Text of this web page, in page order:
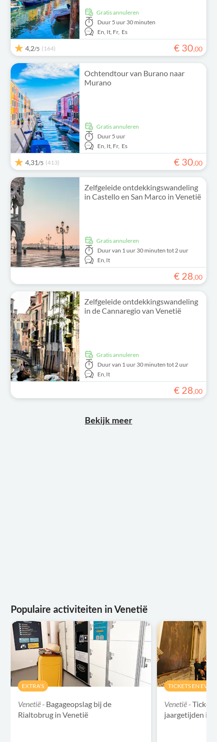
Gratis annuleren
Duur 5 uur 30 minuten
En, It, Fr, Es
4,2/5 (164) € 30,00
Ochtendtour van Burano naar
Murano
Gratis annuleren
Duur 5 uur
En, It, Fr, Es
4,31/5 (413) € 30,00
Zelfgeleide ontdekkingswandeling
in Castello en San Marco in Venetië
Gratis annuleren
Duurvan 1 uur 30 minuten tot 2 uur
En, It
€ 28,00
Zelfgeleide ontdekkingswandeling
in de Cannaregio van Venetië
Gratis annuleren
Duurvan 1 uur 30 minuten tot 2 uur
En, It
€ 28,00
Bekijk meer
Populaire activiteiten in Venetië
EXTRA'S
Venetië - Bagageopslag bij de
Rialtobrug in Venetië
TICKETS EN
Venetië -
jaargetijden in